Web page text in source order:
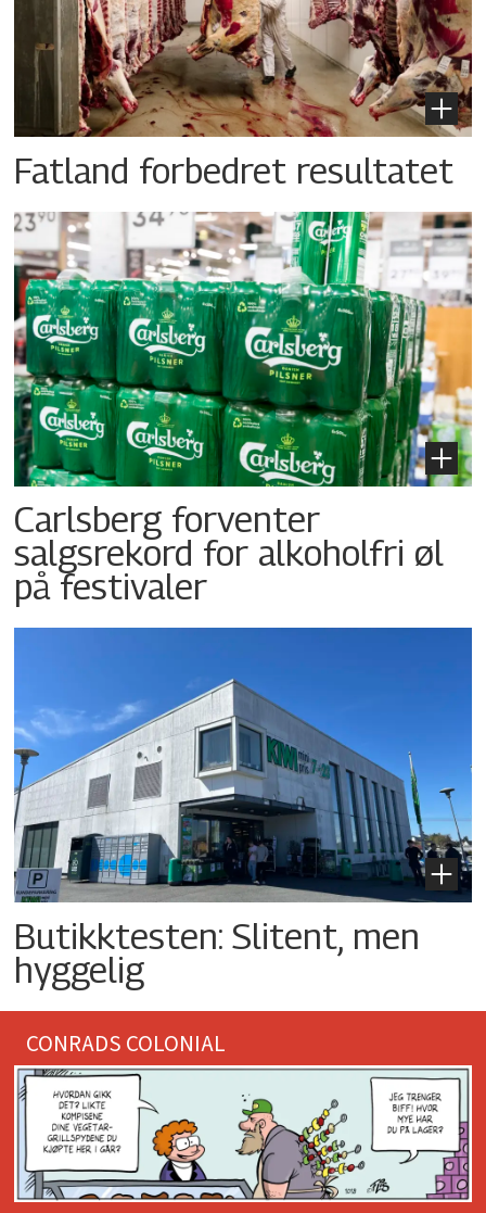
Fatland forbedret resultatet
Carlsberg forventer
salgsrekord for alkoholfri øl
på festivaler
Butikktesten: Slitent, men
hyggelig
CONRADS COLONIAL